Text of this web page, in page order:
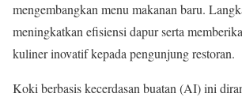
mengembangkan menu makanan baru.
meningkatkan efisiensi dapur serta
kuliner inovatif kepada pengunjung restoran.
Koki berbasis kecerdasan buatan (AI) ini